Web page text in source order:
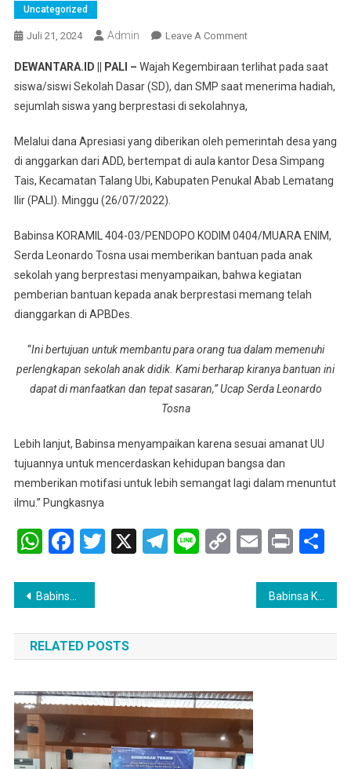
Uncategorized
Juli 21, 2024 Admin Leave A CommentOn
KORAMIL
404-
03/PENDOPO
Leonardo
Tosna
Hadiri
Terhadap
Anak
SD
Binaan
DEWANTARA.ID || PALI – Wajah Kegembiraan terlihat pada saat
siswa/siswi Sekolah Dasar (SD), dan SMP saat menerima hadiah,
sejumlah siswa yang berprestasi di sekolahnya,
Melalui dana Apresiasi yang diberikan oleh pemerintah desa yang
di anggarkan dari ADD, bertempat di aula kantor Desa Simpang
Tais, Kecamatan Talang Ubi, Kabupaten Penukal Abab Lematang
Ilir (PALI). Minggu (26/07/2022).
Babinsa KORAMIL 404-03/PENDOPO KODIM 0404/MUARA ENIM,
Serda Leonardo Tosna usai memberikan bantuan pada anak
sekolah yang berprestasi menyampaikan, bahwa kegiatan
pemberian bantuan kepada anak berprestasi memang telah
dianggarkan di APBDes.
“Ini bertujuan untuk membantu para orang tua dalam memenuhi
perlengkapan sekolah anak didik. Kami berharap kiranya bantuan ini
dapat di manfaatkan dan tepat sasaran,” Ucap Serda Leonardo
Tosna
Lebih lanjut, Babinsa menyampaikan karena sesuai amanat UU
tujuannya untuk mencerdaskan kehidupan bangsa dan
memberikan motifasi untuk lebih semangat lagi dalam menuntut
ilmu.” Pungkasnya
WhatsApp
Facebook
Twitter
X Telegram
LineCopyEmail
Print
Navigasi
pos
Babinsa KORAMIL 404-03/PENDOPO Serka Pebrianto Laksanakan Pendampingan Ke peternak Sapi
RELATED POSTS